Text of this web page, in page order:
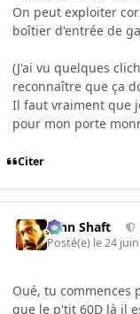
On peut exploiter
boîtier d'entrée de
(J'ai vu quelques
reconnaître que ça
Il faut vraiment que
pour mon porte
Citer
John Shaft
Posté(e) le 24
Oué, tu commences
que le p'tit 60D là il